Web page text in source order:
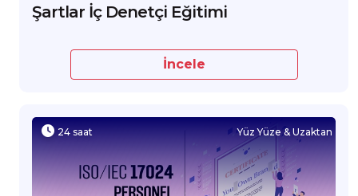
Şartlar İç Denetçi Eğitimi
İncele
24 saat Yüz Yüze & Uzaktan